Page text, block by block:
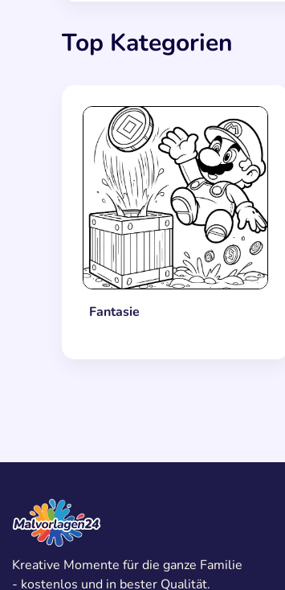
Top Kategorien
Fantasie
Kreative Momente für die ganze Familie
- kostenlos und in bester Qualität.